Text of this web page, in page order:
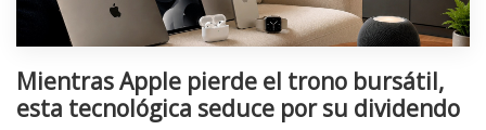
Mientras Apple pierde el trono bursátil,
esta tecnológica seduce por su dividendo